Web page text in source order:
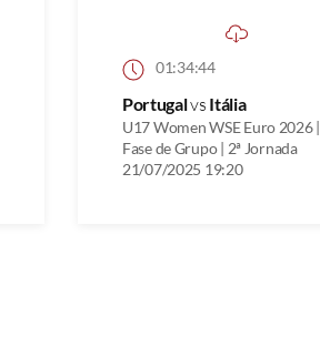
01:34:44
Portugalvs Itália
U17 Women WSE Euro 2026 |
Fase de Grupo | 2ª Jornada
21/07/2025 19:20